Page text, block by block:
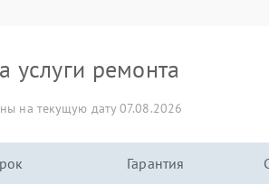
услуги ремонта
на текущую дату 07.08.2026
Гарантия